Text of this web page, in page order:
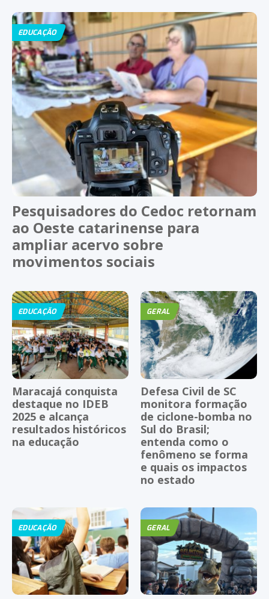
EDUCAÇÃO
Pesquisadores do Cedoc retornam
ao Oeste catarinense para
ampliar acervo sobre
movimentos sociais
EDUCAÇÃO
Maracajá conquista
destaque no IDEB
2025 e alcança
resultados históricos
na educação
GERAL
Defesa Civil de SC
monitora formação
de ciclone-bomba no
Sul do Brasil;
entenda como o
fenômeno se forma
e quais os impactos
no estado
EDUCAÇÃO GERAL